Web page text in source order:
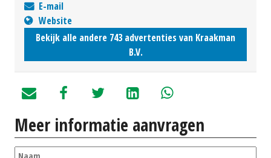
E-mail
Website
Bekijk alle andere 743 advertenties van Kraakman
B.V.
Meer informatie aanvragen